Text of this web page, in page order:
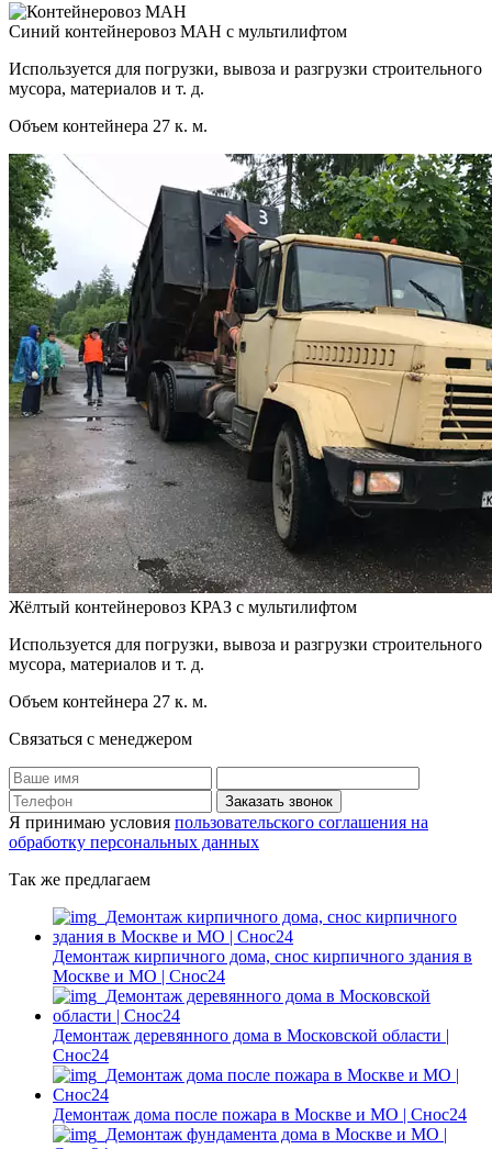
Синий контейнеровоз МАН с мультилифтом
Используется для погрузки, вывоза и разгрузки строительного
мусора, материалов и т. д.
Объем контейнера 27 к. м.
Жёлтый контейнеровоз КРАЗ с мультилифтом
Используется для погрузки, вывоза и разгрузки строительного
мусора, материалов и т. д.
Объем контейнера 27 к. м.
Связаться с менеджером
Заказать звонок
Я принимаю условия пользовательского соглашения на
обработку персональных данных
Так же предлагаем
Демонтаж кирпичного дома, снос кирпичного здания в
Москве и МО | Снос24
Демонтаж деревянного дома в Московской области |
Снос24
Демонтаж дома после пожара в Москве и МО | Снос24